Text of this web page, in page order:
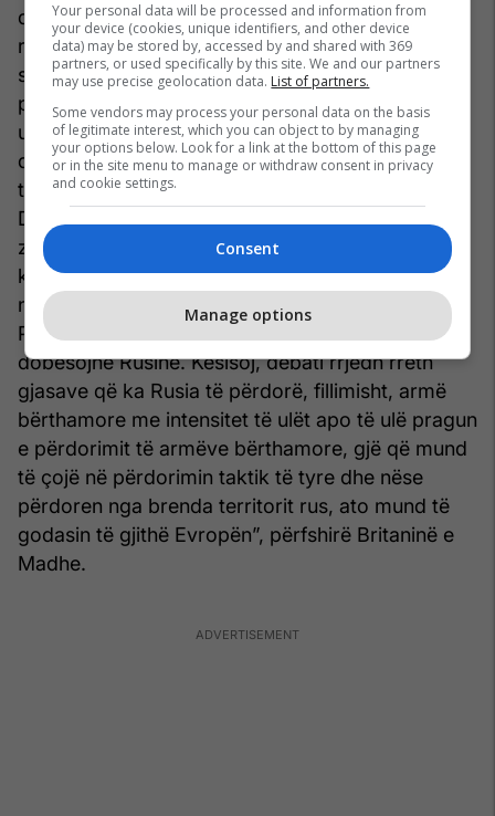
qoftë se lufta vazhdon, mund të ekzistojë një
rrezik real që Rusia të përdorë armët bërthamore
si mjetin e fundit në një përpjekje të dëshpëruar
për të shmangur një humbje të turpshme
ushtarake Gjenerallejtënant Scott D. Berrier,
drejtor i Agjencisë së Inteligjencës së Mbrojtjes, i
tha Komitetit të Shërbimeve të Armatosura të
Dhomës së Përfaqësuesve se, në ditët në vijim,
zoti Putin do t’i rritë kërcënimet atomike. Moska
ka të ngjarë të “mbështetet gjithnjë e më shumë
në fuqinë e saj bërthamore për të shkurajuar
Perëndimin”, pasi lufta dhe pasojat e saj e
dobësojnë Rusinë. Kësisoj, debati rrjedh rreth
gjasave që ka Rusia të përdorë, fillimisht, armë
bërthamore me intensitet të ulët apo të ulë pragun
e përdorimit të armëve bërthamore, gjë që mund
të çojë në përdorimin taktik të tyre dhe nëse
përdoren nga brenda territorit rus, ato mund të
godasin të gjithë Evropën”, përfshirë Britaninë e
Madhe.
Your personal data will be processed and information from
your device (cookies, unique identifiers, and other device
data) may be stored by, accessed by and shared with 369
partners, or used specifically by this site. We and our partners
may use precise geolocation data. List of partners.
Some vendors may process your personal data on the basis
of legitimate interest, which you can object to by managing
your options below. Look for a link at the bottom of this page
or in the site menu to manage or withdraw consent in privacy
and cookie settings.
Consent
Manage options